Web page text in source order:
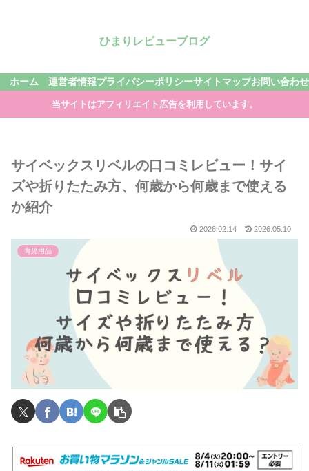
ひまりレビューブログ
ホーム 運営者情報プライバシーポリシーサイトマップお問い合わせ
当サイトはアフィリエイト広告を利用しています。
サイベックスリベルの口コミレビュー！サイ
ズや折りたたみ方、何歳から何歳まで使える
か紹介
2026.02.14 2026.05.10
育児用品